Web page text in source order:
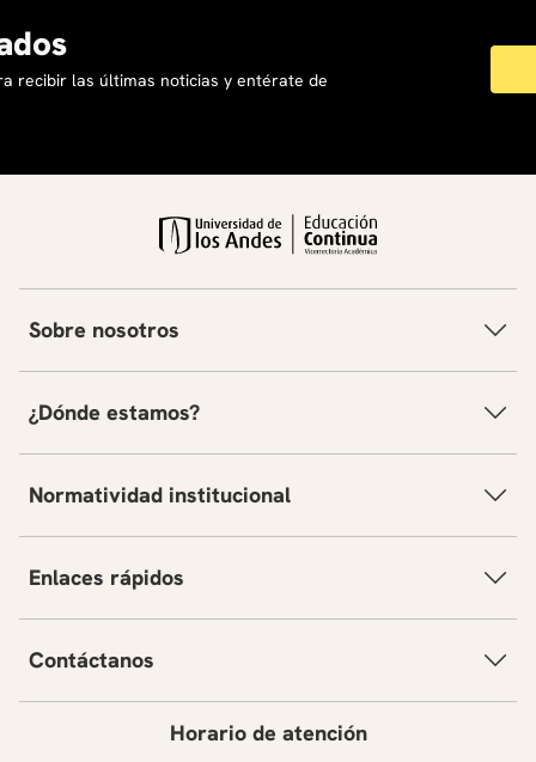
recibir las últimas noticias y entérate de
Sobre nosotros
¿Dónde estamos?
Normatividad institucional
Enlaces rápidos
Contáctanos
Horario de atención